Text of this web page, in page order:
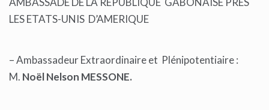
LES ETATS-UNIS D’AMERIQUE
– Ambassadeur Extraordinaire et Plénipotentiaire :
M. Noël Nelson MESSONE.